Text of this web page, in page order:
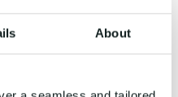
About
入を検討するとよいで